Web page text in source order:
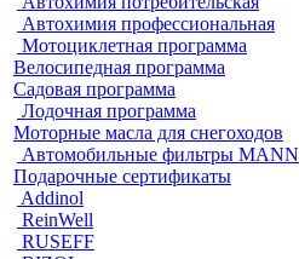
Автохимия профессиональная
Мотоциклетная программа
Велосипедная программа
Садовая программа
Лодочная программа
Моторные масла для снегоходов
Автомобильные фильтры MANN
Подарочные сертификаты
Addinol
ReinWell
RUSEFF